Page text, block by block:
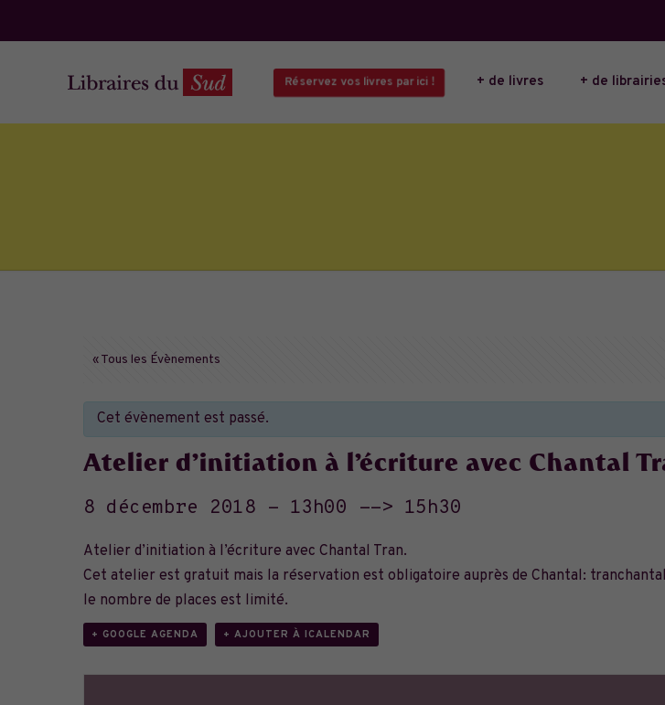
Réservez vos livres par ici ! + de livres + de
« Tous les Évènements
Cet évènement est passé.
Atelier d’initiation à l’écriture avec Chantal
8 décembre 2018 - 13h00 --> 15h30
Atelier d’initiation à l’écriture avec Chantal Tran.
Cet atelier est gratuit mais la réservation est obligatoire auprès de Chantal:
le nombre de places est limité.
+ GOOGLE AGENDA + AJOUTER À ICALENDAR